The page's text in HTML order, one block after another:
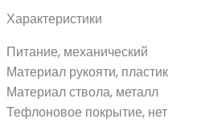
Характеристики
Питание, механический
Материал рукояти, пластик
Материал ствола, металл
Тефлоновое покрытие, нет